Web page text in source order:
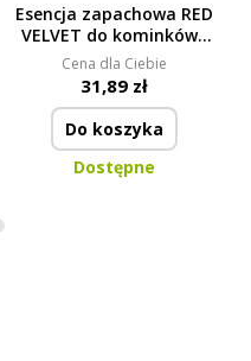
Esencja zapachowa RED
VELVET do kominków i
dyfuzorów ESSENCE A
L'INTÉRIEUR
Cena dla Ciebie
31,89 zł
Do koszyka
Dostępne